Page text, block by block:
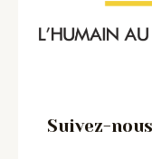
Suivez-